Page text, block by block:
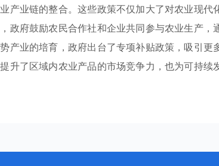
产业链的整合。这些政策不仅加大了对农业现代
政府鼓励农民合作社和企业共同参与农业生产，
产业的培育，政府出台了专项补贴政策，吸引更
升了区域内农业产品的市场竞争力，也为可持续